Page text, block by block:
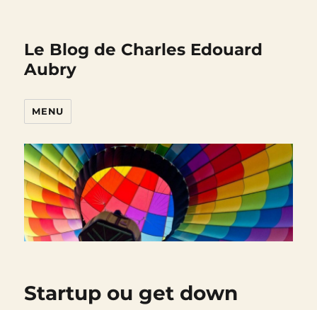
Le Blog de Charles Edouard
Aubry
MENU
Startup ou get down